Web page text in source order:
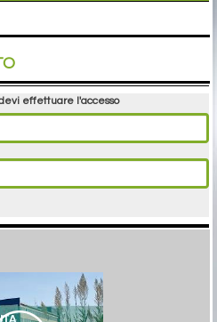
effettuare l'accesso